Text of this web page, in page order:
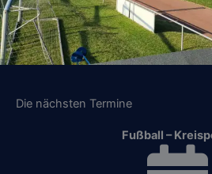
Die nächsten Termine
Fußball –